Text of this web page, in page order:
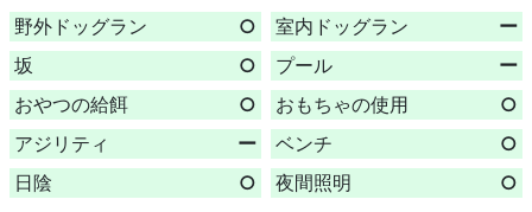
野外ドッグラン ○ 室内ドッグラン
ー
坂
○ プール
ー
おやつの給餌
○ おもちゃの使用
○
アジリティ
ー ベンチ
○
日陰
○ 夜間照明 ○